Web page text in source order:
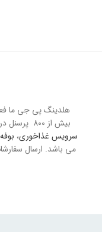
بیش از 800 پرسنل در تمام بخش ها به بزرگترین مجموعه مبل در خاورمیانه معروف است. پی جی ما عرضه کننده محصولاتی چون
سرویس غذاخوری،